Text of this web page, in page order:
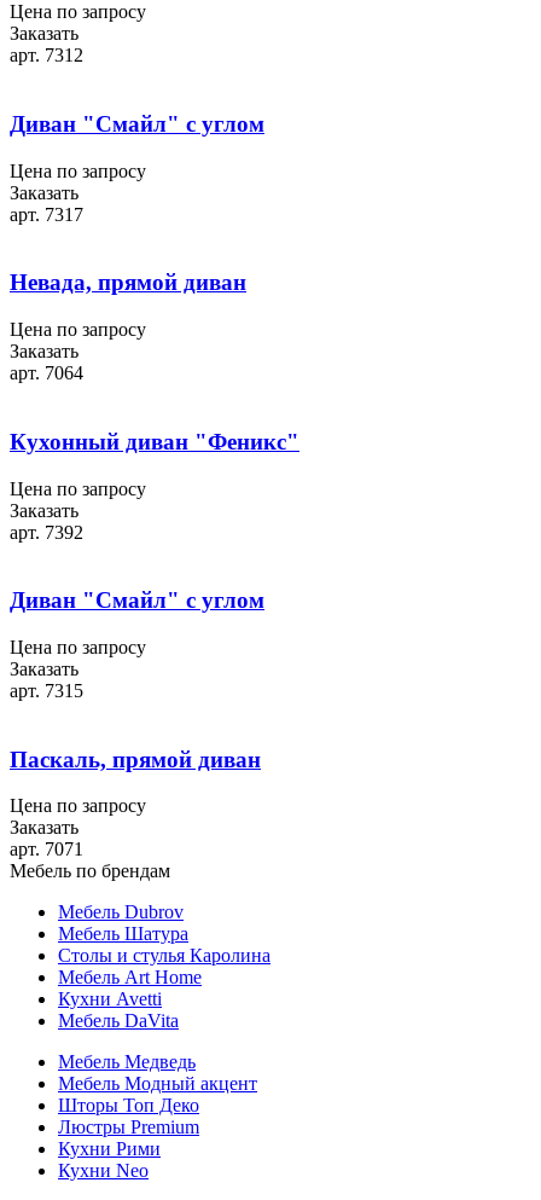
Цена по запросу
Заказать
арт. 7312
Диван "Смайл" с углом
Цена по запросу
Заказать
арт. 7317
Невада, прямой диван
Цена по запросу
Заказать
арт. 7064
Кухонный диван "Феникс"
Цена по запросу
Заказать
арт. 7392
Диван "Смайл" с углом
Цена по запросу
Заказать
арт. 7315
Паскаль, прямой диван
Цена по запросу
Заказать
арт. 7071
Мебель по брендам
Мебель Dubrov
Мебель Шатура
Столы и стулья Каролина
Мебель Art Home
Кухни Avetti
Мебель DaVita
Мебель Медведь
Мебель Модный акцент
Шторы Топ Деко
Люстры Premium
Кухни Рими
Кухни Neo